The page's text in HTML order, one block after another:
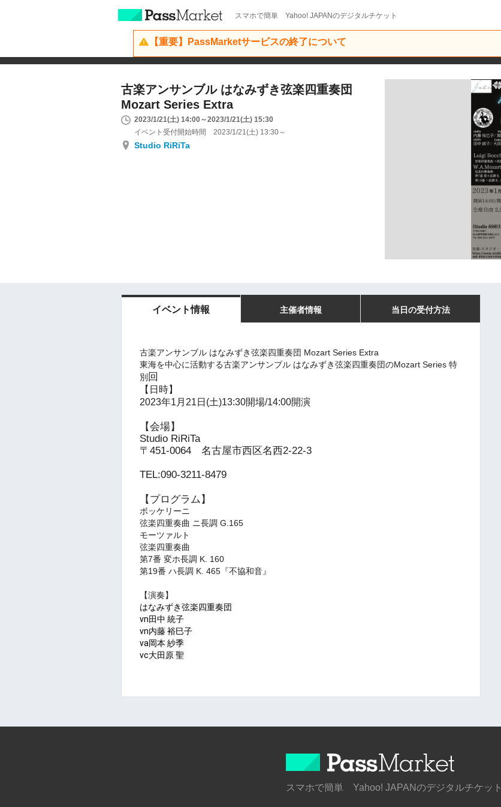
スマホで簡単 Yahoo! JAPANのデジタルチケット
【重要】PassMarketサービスの終了について
古楽アンサンブル はなみずき弦楽四重奏団
Mozart Series Extra
2023/1/21(土) 14:00～2023/1/21(土) 15:30
イベント受付開始時間 2023/1/21(土) 13:30～
Studio RiRiTa
イベント情報 主催者情報 当日の受付方法
古楽アンサンブル はなみずき弦楽四重奏団 Mozart Series Extra
東海を中心に活動する古楽アンサンブル はなみずき弦楽四重奏団のMozart Series 特
別 回
【日時】
2023年1月21日(土)13:30開場/14:00開演
【会場】
Studio RiRiTa
〒451-0064 名古屋市西区名西2-22-3
​TEL:090-3211-8479
【プログラム】
ボッケリーニ
弦楽四重奏曲 ニ長調 G.165
モーツァルト
弦楽四重奏曲
第7番 変ホ長調 K. 160
第19番 ハ長調 K. 465『不協和音』
【演奏】
はなみずき弦楽四重奏団
vn田中 統子
vn内藤 裕巳子
va岡本 紗季
vc大田原 聖
スマホで簡単 Yahoo! JAPANのデジタルチケット